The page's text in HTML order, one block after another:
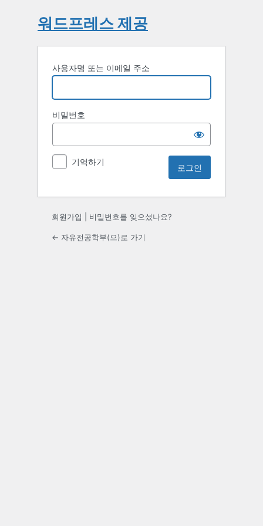
워드프레스 제공
사용자명 또는 이메일 주소
비밀번호
기억하기
회원가입 비밀번호를 잊으셨나요?
← 자유전공학부(으)로 가기